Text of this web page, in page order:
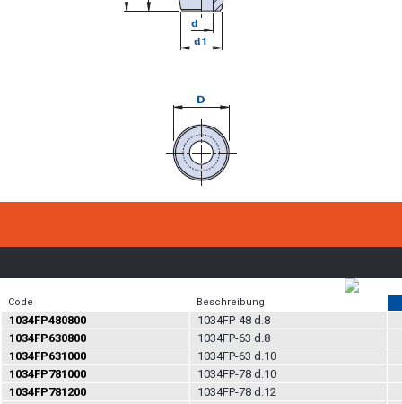
Code Beschreibung
1034FP480800
1034FP-48 d.8
1034FP630800
1034FP-63 d.8
1034FP631000
1034FP-63 d.10
1034FP781000
1034FP-78 d.10
1034FP781200
1034FP-78 d.12